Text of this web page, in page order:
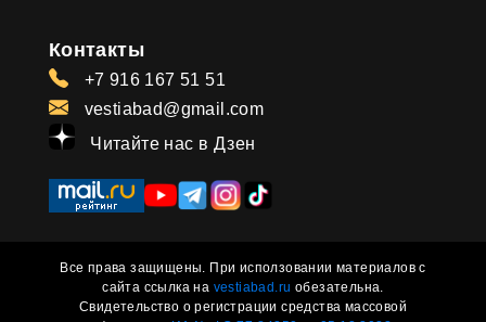
Контакты
+7 916 167 51 51
vestiabad@gmail.com
Читайте нас в Дзен
Все права защищены. При исползовании материалов с
сайта ссылка на vestiabad.ru обезательна.
Свидетельство о регистрации средства массовой